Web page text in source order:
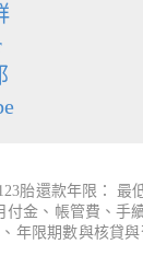
胎還款年限：
金、帳管費、手
限期數與核貸